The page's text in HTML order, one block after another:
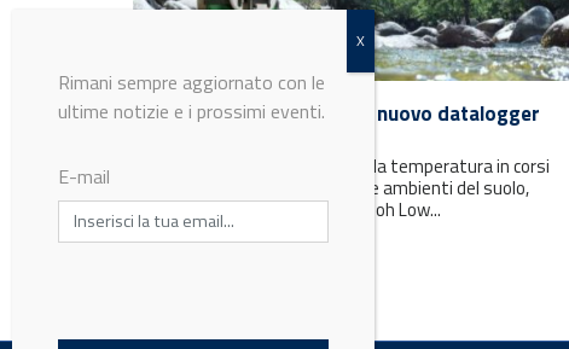
EB Instruments presenta il nuovo datalogger
L'innovativo datalogger misura la temperatura in corsi
d'acqua, laghi, habitat costieri, e ambienti del suolo,
utilizzando la tecnologia Bluetooh Low...
Rimani sempre aggiornato con le
ultime notizie e i prossimi eventi.
E-mail